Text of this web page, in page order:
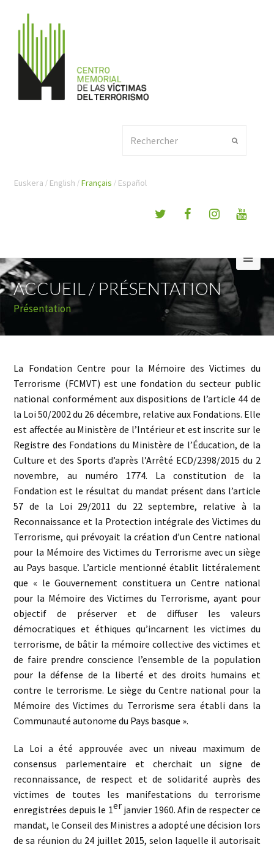
Envoyer
Euskera English Français Español
ACCUEIL / PRÉSENTATION
Présentation
La Fondation Centre pour la Mémoire des Victimes du
Terrorisme (FCMVT) est une fondation du secteur public
national conformément aux dispositions de l’article 44 de
la Loi 50/2002 du 26 décembre, relative aux Fondations. Elle
est affectée au Ministère de l’Intérieur et est inscrite sur le
Registre des Fondations du Ministère de l’Éducation, de la
Culture et des Sports d’après l’Arrêté ECD/2398/2015 du 2
novembre, au numéro 1774. La constitution de la
Fondation est le résultat du mandat présent dans l’article
57 de la Loi 29/2011 du 22 septembre, relative à la
Reconnaissance et la Protection intégrale des Victimes du
Terrorisme, qui prévoyait la création d’un Centre national
pour la Mémoire des Victimes du Terrorisme avec un siège
au Pays basque. L’article mentionné établit littéralement
que « le Gouvernement constituera un Centre national
pour la Mémoire des Victimes du Terrorisme, ayant pour
objectif de préserver et de diffuser les valeurs
démocratiques et éthiques qu’incarnent les victimes du
terrorisme, de bâtir la mémoire collective des victimes et
de faire prendre conscience l’ensemble de la population
pour la défense de la liberté et des droits humains et
contre le terrorisme. Le siège du Centre national pour la
Mémoire des Victimes du Terrorisme sera établi dans la
Communauté autonome du Pays basque ».
La Loi a été approuvée avec un niveau maximum de
consensus parlementaire et cherchait un signe de
reconnaissance, de respect et de solidarité auprès des
victimes de toutes les manifestations du terrorisme
enregistrées depuis le 1er janvier 1960. Afin de respecter ce
mandat, le Conseil des Ministres a adopté une décision lors
de sa réunion du 24 juillet 2015, selon laquelle il autorisait